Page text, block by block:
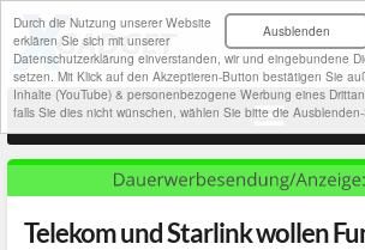
Ausblenden
Durch die Nutzung unserer Website
erklären Sie sich mit unserer
Datenschutzerklärung einverstanden, wir und eingebundene
setzen. Mit Klick auf den Akzeptieren-Button bestätigen Sie
Inhalte (YouTube) & personenbezogene Werbung eines
falls Sie dies nicht wünschen, wählen Sie bitte die
Telekom und Starlink wollen